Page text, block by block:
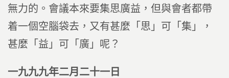
無力的。會議本來要集思廣益，但與會者都帶
着一個空腦袋去，又有甚麼「思」可「集」，
甚麼「益」可「廣」呢？
一九九九年二月二十一日